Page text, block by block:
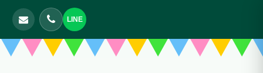
LINE